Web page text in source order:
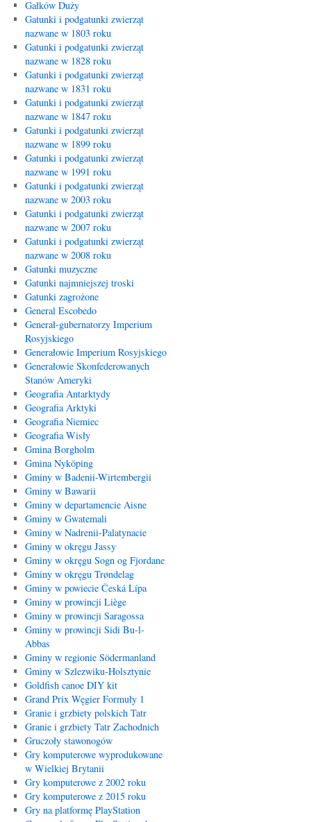
Gałków Duży
Gatunki i podgatunki zwierząt
nazwane w 1803 roku
Gatunki i podgatunki zwierząt
nazwane w 1828 roku
Gatunki i podgatunki zwierząt
nazwane w 1831 roku
Gatunki i podgatunki zwierząt
nazwane w 1847 roku
Gatunki i podgatunki zwierząt
nazwane w 1899 roku
Gatunki i podgatunki zwierząt
nazwane w 1991 roku
Gatunki i podgatunki zwierząt
nazwane w 2003 roku
Gatunki i podgatunki zwierząt
nazwane w 2007 roku
Gatunki i podgatunki zwierząt
nazwane w 2008 roku
Gatunki muzyczne
Gatunki najmniejszej troski
Gatunki zagrożone
General Escobedo
Generał-gubernatorzy Imperium
Rosyjskiego
Generałowie Imperium Rosyjskiego
Generałowie Skonfederowanych
Stanów Ameryki
Geografia Antarktydy
Geografia Arktyki
Geografia Niemiec
Geografia Wisły
Gmina Borgholm
Gmina Nyköping
Gminy w Badenii-Wirtembergii
Gminy w Bawarii
Gminy w departamencie Aisne
Gminy w Gwatemali
Gminy w Nadrenii-Palatynacie
Gminy w okręgu Jassy
Gminy w okręgu Sogn og Fjordane
Gminy w okręgu Trøndelag
Gminy w powiecie Česká Lípa
Gminy w prowincji Liège
Gminy w prowincji Saragossa
Gminy w prowincji Sidi Bu-l-
Abbas
Gminy w regionie Södermanland
Gminy w Szlezwiku-Holsztynie
Goldfish canoe DIY kit
Grand Prix Węgier Formuły 1
Granie i grzbiety polskich Tatr
Granie i grzbiety Tatr Zachodnich
Gruczoły stawonogów
Gry komputerowe wyprodukowane
w Wielkiej Brytanii
Gry komputerowe z 2002 roku
Gry komputerowe z 2015 roku
Gry na platformę PlayStation